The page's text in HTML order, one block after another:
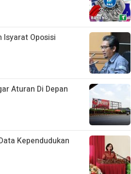
Oposisi
Aturan Di Depan
Kependudukan